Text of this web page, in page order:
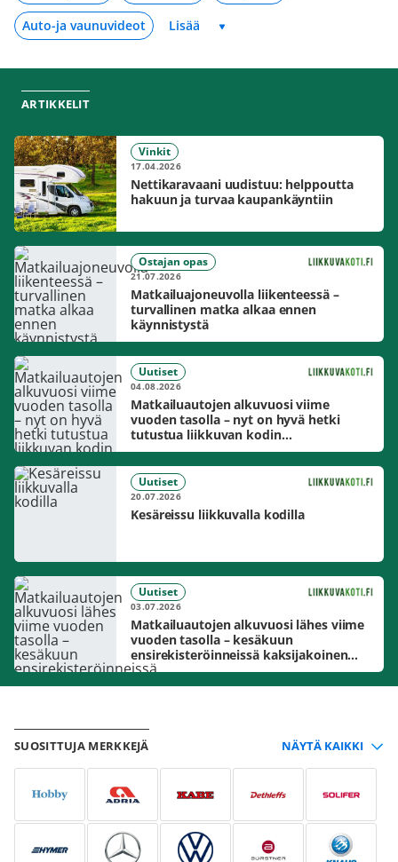
Auto-ja vaunuvideot
SUOSITTUJA MERKKEJÄ
ARTIKKELIT
Vinkit
17.04.2026
Nettikaravaani uudistuu: helppoutta
hakuun ja turvaa kaupankäyntiin
Ostajan opas
21.07.2026
Matkailuajoneuvolla liikenteessä –
turvallinen matka alkaa ennen
käynnistystä
Uutiset
04.08.2026
Matkailuautojen alkuvuosi viime
vuoden tasolla – nyt on hyvä hetki
tutustua liikkuvan kodin
mahdollisuuksiin
Uutiset
20.07.2026
Kesäreissu liikkuvalla kodilla
Uutiset
03.07.2026
Matkailuautojen alkuvuosi lähes viime
vuoden tasolla – kesäkuun
ensirekisteröinneissä kaksijakoinen
markkinakuva